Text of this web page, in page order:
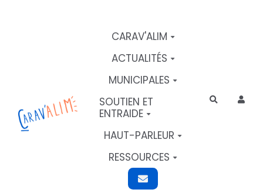
CARAV'ALIM
ACTUALITÉS
MUNICIPALES
SOUTIEN ET
ENTRAIDE
HAUT-PARLEUR
RESSOURCES
Rechercher